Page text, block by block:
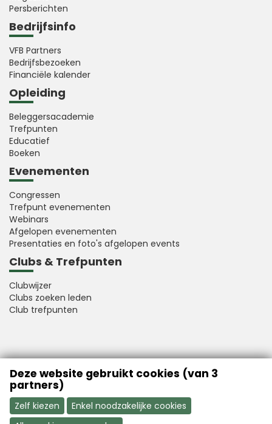
Persberichten
Bedrijfsinfo
VFB Partners
Bedrijfsbezoeken
Financiële kalender
Opleiding
Beleggersacademie
Trefpunten
Educatief
Boeken
Evenementen
Congressen
Trefpunt evenementen
Webinars
Afgelopen evenementen
Presentaties en foto's afgelopen events
Clubs & Trefpunten
Clubwijzer
Clubs zoeken leden
Club trefpunten
VFB is a member of Better Finance
Deze website gebruikt cookies (van 3
partners)
Zelf kiezen
Enkel noodzakelijke cookies